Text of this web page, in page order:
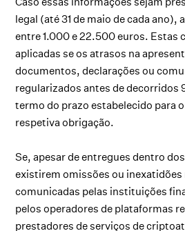
legal (até 31 de maio de cada ano),
entre 1.000 e 22.500 euros. Estas
aplicadas se os atrasos na
documentos, declarações ou
regularizados antes de decorridos
termo do prazo estabelecido para
respetiva obrigação.
Se, apesar de entregues dentro
existirem omissões ou inexatidões
comunicadas pelas instituições
pelos operadores de plataformas
prestadores de serviços de